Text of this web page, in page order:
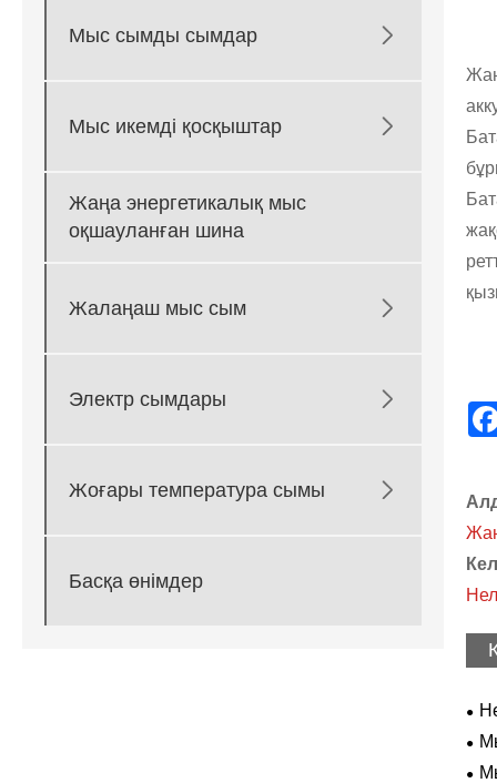
Мыс сымды сымдар 
Мыс икемді қосқыштар 
Жаңа энергетикалық мыс
оқшауланған шина
Жалаңаш мыс сым 
Электр сымдары 
Жоғары температура сымы 
Басқа өнімдер